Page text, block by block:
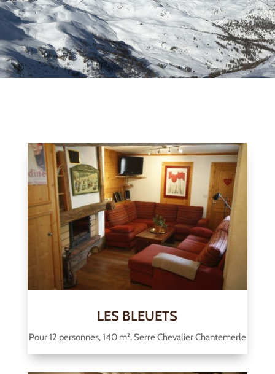
LES BLEUETS
Pour 12 personnes, 140 m². Serre Chevalier Chantemerle